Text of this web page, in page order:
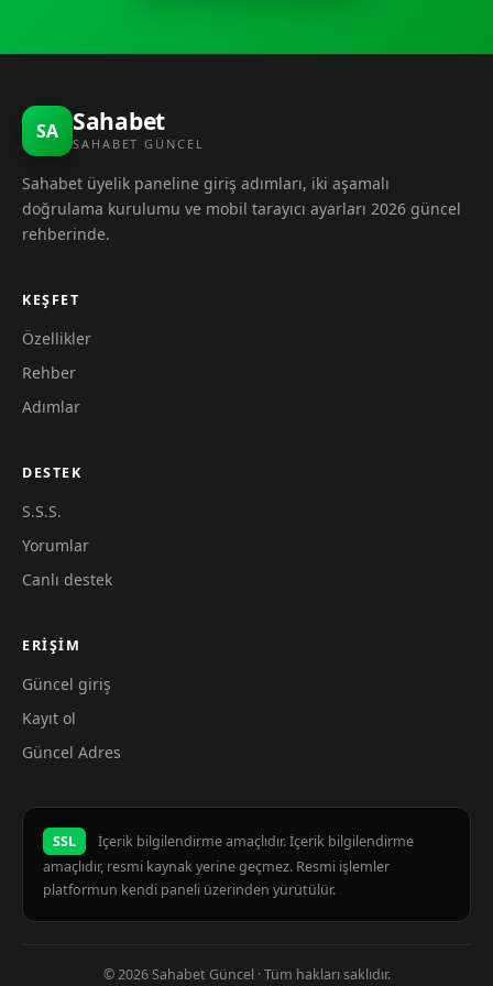
SA Sahabet
SAHABET GÜNCEL
Sahabet üyelik paneline giriş adımları, iki aşamalı
doğrulama kurulumu ve mobil tarayıcı ayarları 2026 güncel
rehberinde.
KEŞFET
Özellikler
Rehber
Adımlar
DESTEK
S.S.S.
Yorumlar
Canlı destek
ERIŞIM
Güncel giriş
Kayıt ol
Güncel Adres
SSL
İçerik bilgilendirme amaçlıdır. İçerik bilgilendirme
amaçlıdır, resmi kaynak yerine geçmez. Resmi işlemler
platformun kendi paneli üzerinden yürütülür.
© 2026 Sahabet Güncel · Tüm hakları saklıdır.